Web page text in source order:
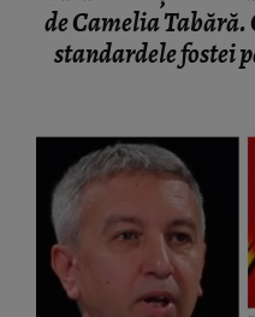
de Camelia Tabără.
standardele fostei